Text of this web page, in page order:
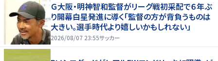
Ｇ大阪・明神智和監督がリーグ戦初采配で６年ぶ
り開幕白星発進に導く「監督の方が背負うものは
大きい。選手時代より嬉しいかもしれない」
2026/08/07 23:55サッカー